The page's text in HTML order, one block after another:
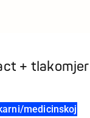
+ tlakomjer
medicinskoj